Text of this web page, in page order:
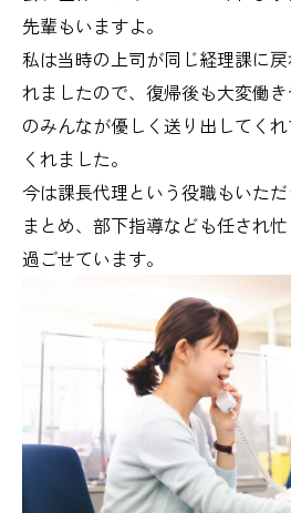
先輩もいますよ。
私は当時の上司が同じ経理課に
れましたので、復帰後も大変働
のみんなが優しく送り出してく
くれました。
今は課長代理という役職もいた
まとめ、部下指導なども任され
過ごせています。